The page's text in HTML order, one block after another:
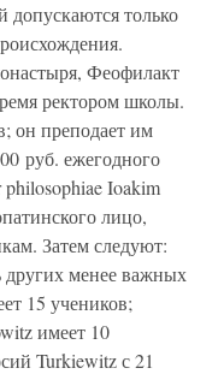
допускаются только
Феофилакт
ректором школы.
он преподает им
руб. ежегодного
Ioakim
лицо,
Затем следуют:
других менее важных
15 учеников;
имеет 10
Turkiewitz с 21